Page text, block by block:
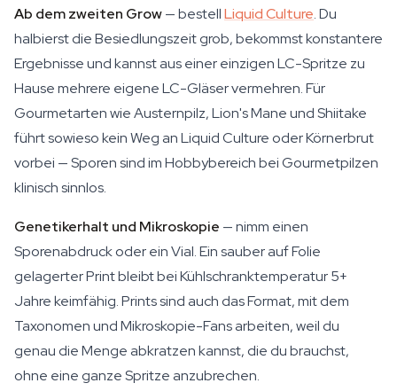
Ab dem zweiten Grow— bestellLiquid Culture. Du
halbierst die Besiedlungszeit grob, bekommst konstantere
Ergebnisse und kannst aus einer einzigen LC-Spritze zu
Hause mehrere eigene LC-Gläser vermehren. Für
Gourmetarten wie Austernpilz, Lion's Mane und Shiitake
führt sowieso kein Weg an Liquid Culture oder Körnerbrut
vorbei — Sporen sind im Hobbybereich bei Gourmetpilzen
klinisch sinnlos.
Genetikerhalt und Mikroskopie — nimm einen
Sporenabdruck oder ein Vial. Ein sauber auf Folie
gelagerter Print bleibt bei Kühlschranktemperatur 5+
Jahre keimfähig. Prints sind auch das Format, mit dem
Taxonomen und Mikroskopie-Fans arbeiten, weil du
genau die Menge abkratzen kannst, die du brauchst,
ohne eine ganze Spritze anzubrechen.